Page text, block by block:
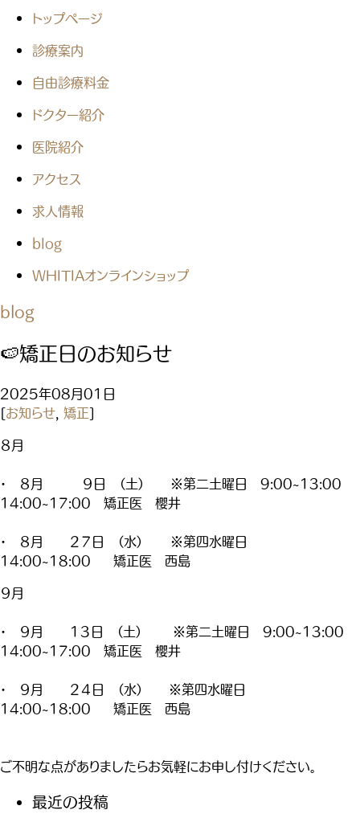
トップページ
診療案内
自由診療料金
ドクター紹介
医院紹介
アクセス
求人情報
blog
WHITIAオンラインショップ
blog
🍉矯正日のお知らせ
2025年08月01日
[お知らせ 矯正]
８月
・ ８月 ９日 （土） ※第二土曜日 9:00~13:00
14:00~17:00 矯正医 櫻井
・ ８月 ２７日 （水） ※第四水曜日
14:00~18:00 矯正医 西島
９月
・ ９月 １３日 （土） ※第二土曜日 9:00~13:00
14:00~17:00 矯正医 櫻井
・ ９月 ２４日 （水） ※第四水曜日
14:00~18:00 矯正医 西島
ご不明な点がありましたらお気軽にお申し付けください。
最近の投稿